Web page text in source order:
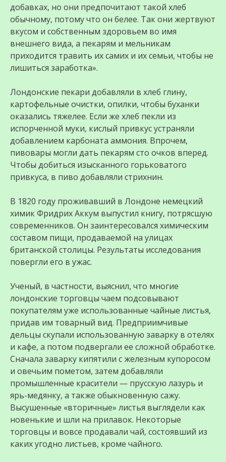
добавках, но они предпочитают такой хлеб
обычному, потому что он белее. Так они жертвуют
вкусом и собственным здоровьем во имя
внешнего вида, а пекарям и мельникам
приходится травить их самих и их семьи, чтобы не
лишиться заработка».
Лондонские пекари добавляли в хлеб глину,
картофельные очистки, опилки, чтобы буханки
оказались тяжелее. Если же хлеб пекли из
испорченной муки, кислый привкус устраняли
добавлением карбоната аммония. Впрочем,
пивовары могли дать пекарям сто очков вперед.
Чтобы добиться изысканного горьковатого
привкуса, в пиво добавляли стрихнин.
В 1820 году проживавший в Лондоне немецкий
химик Фридрих Аккум выпустил книгу, потрясшую
современников. Он заинтересовался химическим
составом пищи, продаваемой на улицах
британской столицы. Результаты исследования
повергли его в ужас.
Ученый, в частности, выяснил, что многие
лондонские торговцы чаем подсовывают
покупателям уже использованные чайные листья,
придав им товарный вид. Предприимчивые
дельцы скупали использованную заварку в отелях
и кафе, а потом подвергали ее сложной обработке.
Сначала заварку кипятили с железным купоросом
и овечьим пометом, затем добавляли
промышленные красители — прусскую лазурь и
ярь-медянку, а также обыкновенную сажу.
Высушенные «вторичные» листья выглядели как
новенькие и шли на прилавок. Некоторые
торговцы и вовсе продавали чай, состоявший из
каких угодно листьев, кроме чайного.